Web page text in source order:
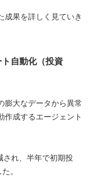
成果を詳しく見ていき
自動化（投資
膨大なデータから異常
作成するエージェント
され、半年で初期投
。